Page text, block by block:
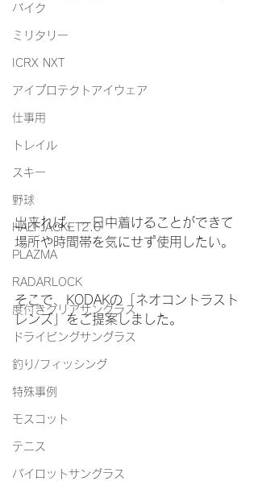
バイク
ミリタリー
ICRX NXT
アイプロテクトアイウェア
仕事用
トレイル
スキー
野球
HALFJACKET2.0
PLAZMA
RADARLOCK
度付きクリアサングラス
ドライビングサングラス
釣り/フィッシング
特殊事例
モスコット
テニス
パイロットサングラス
出来れば、一日中着けることができて
場所や時間帯を気にせず使用したい。
そこで、KODAKの「ネオコントラスト
レンズ」をご提案しました。